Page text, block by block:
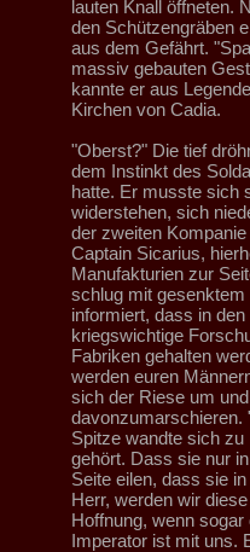
lauten Knall öffneten.
den Schützengräben
aus dem Gefährt.
massiv gebauten
kannte er aus
Kirchen von Cadia.
"Oberst?" Die tief
dem Instinkt des
hatte. Er musste sich
widerstehen, sich
der zweiten
Captain Sicarius,
Manufakturien zur
schlug mit gesenktem
informiert, dass in
kriegswichtige
Fabriken gehalten
werden euren
sich der Riese um
davonzumarschieren.
Spitze wandte sich
gehört. Dass sie nur
Seite eilen, dass sie
Herr, werden wir
Hoffnung, wenn
Imperator ist mit uns.